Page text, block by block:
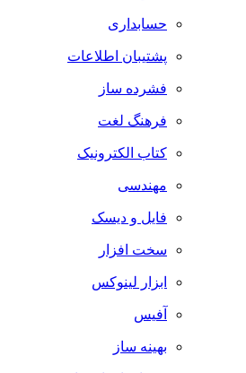
حسابداری
پشتیبان اطلاعات
فشرده ساز
فرهنگ لغت
کتاب الکترونیک
مهندسی
فایل و دیسک
سخت افزار
ابزار لینوکس
آفیس
بهینه ساز